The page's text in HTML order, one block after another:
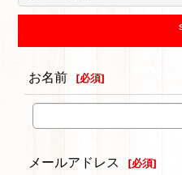
お名前 [必須]
メールアドレス [必須]